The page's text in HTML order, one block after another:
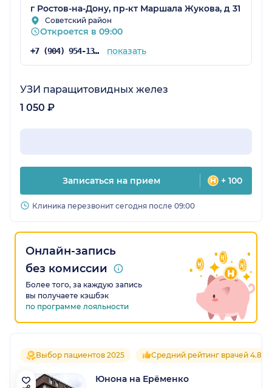
г Ростов-на-Дону, пр-кт Маршала Жукова, д 31
Советский район
Откроется в 09:00
+7 (904) 954-13-91 показать
УЗИ паращитовидных желез
1 050 ₽
Записаться на прием + 100
Клиника перезвонит сегодня после 09:00
Онлайн-запись
без комиссии
Более того, за каждую запись
вы получаете кэшбэк
по программе лояльности
Выбор пациентов 2025 Средний рейтинг врачей 4.8
Юнона на Ерёменко